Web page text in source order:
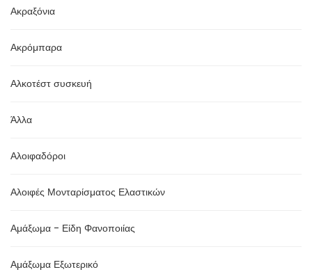
Ακραξόνια
Ακρόμπαρα
Αλκοτέστ συσκευή
Άλλα
Αλοιφαδόροι
Αλοιφές Μονταρίσματος Ελαστικών
Αμάξωμα - Είδη Φανοποιίας
Αμάξωμα Εξωτερικό